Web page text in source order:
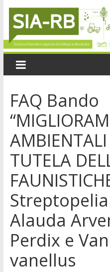
FAQ Bando
AMBIENTALI
TUTELA
Alauda
Perdix e
vanellus